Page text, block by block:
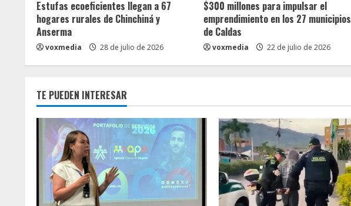
d
o
Estufas ecoeficientes llegan a 67
hogares rurales de Chinchiná y
Anserma
voxmedia 28 de julio de 2026
$300 millones para impulsar el
emprendimiento en los 27 municipios
de Caldas
voxmedia 22 de julio de 2026
TE PUEDEN INTERESAR